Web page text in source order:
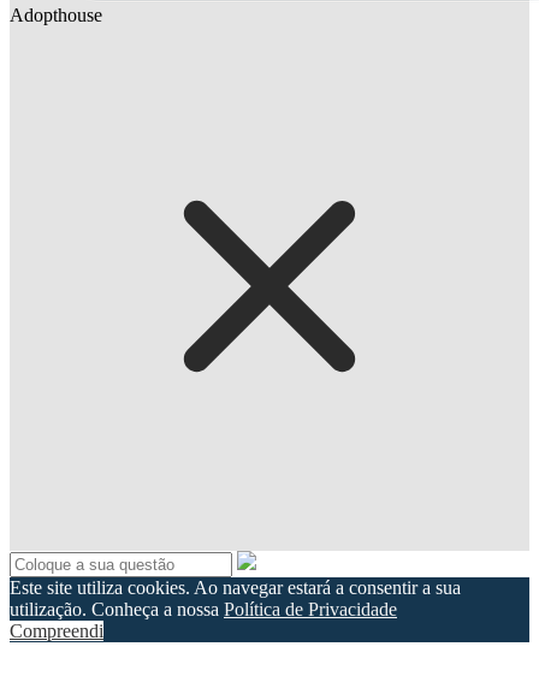
Adopthouse
Este site utiliza cookies. Ao navegar estará a consentir a sua
utilização. Conheça a nossa Política de Privacidade
Compreendi